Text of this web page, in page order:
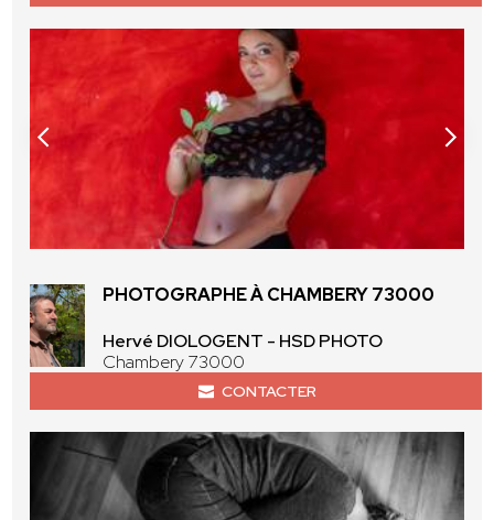
PHOTOGRAPHE À CHAMBERY 73000
Hervé DIOLOGENT - HSD PHOTO
Chambery 73000
CONTACTER